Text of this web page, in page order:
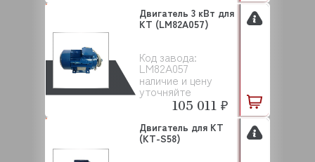
Код завода:
LM82A057
наличие и цену
уточняйте
Двигатель 3 кВт для
KT (LM82A057)
105 011 ₽
Двигатель для KT
(KT-S58)